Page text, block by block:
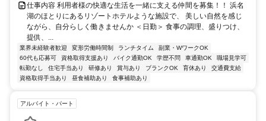
仕事内容 利用者様の快適な生活を一緒に支える仲間を募集！！ 浜名
湖のほとりにあるリゾートホテルような施設で、 美しい自然を感じ
ながら、自分らしく働きませんか ＜日勤＞ 食事の調理、盛りつけ、
提供、...
業界未経験者歓迎 変形労働時間制 ランチタイム
副業・WワークOK
60代も応募可
資格取得支援あり バイク通勤OK 学歴不問 車通勤OK
職場見学可
転勤なし
住宅手当あり 研修あり 賞与あり ブランクOK 育休あり
交通費支給
資格取得手当あり
昼食補助あり 食事補助あり
アルバイト・パート